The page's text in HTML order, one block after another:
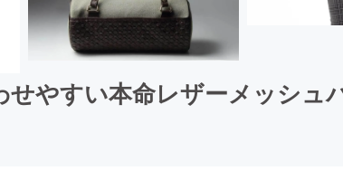
せやすい本命レザーメッシュ